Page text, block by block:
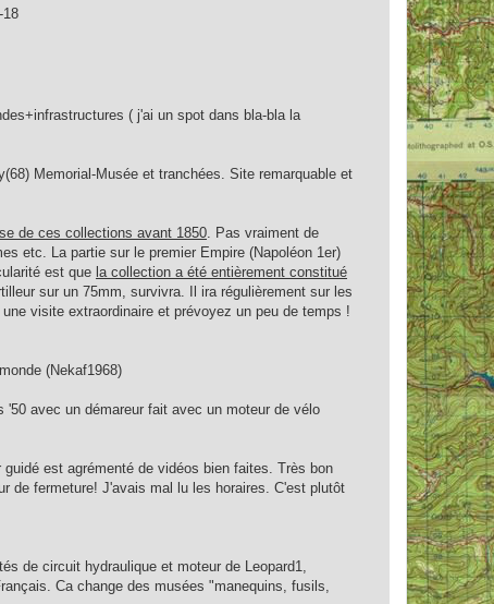
18
( j'ai un spot dans bla-bla la
Memorial-Musée et tranchées. Site remarquable et
de ces collections avant 1850. Pas vraiment de
etc. La partie sur le premier Empire (Napoléon 1er)
est que la collection a été entièrement constitué
sur un 75mm, survivra. Il ira régulièrement sur les
visite extraordinaire et prévoyez un peu de temps !
(Nekaf1968)
avec un démareur fait avec un moteur de vélo
est agrémenté de vidéos bien faites. Très bon
de fermeture! J'avais mal lu les horaires. C'est plutôt
de circuit hydraulique et moteur de Leopard1,
Ca change des musées "manequins, fusils,